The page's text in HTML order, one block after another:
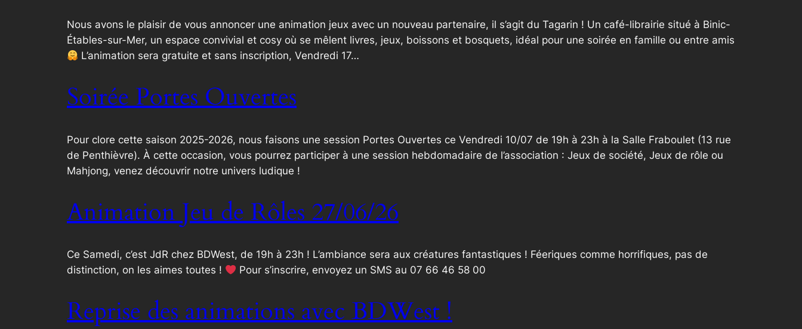
Nous avons le plaisir de vous annoncer une animation jeux avec un nouveau partenaire, il s’agit du Tagarin ! Un café-librairie situé à Binic-
Étables-sur-Mer, un espace convivial et cosy où se mêlent livres, jeux, boissons et bosquets, idéal pour une soirée en famille ou entre amis
L’animation sera gratuite et sans inscription, Vendredi 17…
Soirée Portes Ouvertes
Pour clore cette saison 2025-2026, nous faisons une session Portes Ouvertes ce Vendredi 10/07 de 19h à 23h à la Salle Fraboulet (13 rue
de Penthièvre). À cette occasion, vous pourrez participer à une session hebdomadaire de l’association : Jeux de société, Jeux de rôle ou
Mahjong, venez découvrir notre univers ludique !
Animation Jeu de Rôles 27/06/26
Ce Samedi, c’est JdR chez BDWest, de 19h à 23h ! L’ambiance sera aux créatures fantastiques ! Féeriques comme horrifiques, pas de
distinction, on les aimes toutes !
Pour s’inscrire, envoyez un SMS au 07 66 46 58 00
Reprise des animations avec BDWest !